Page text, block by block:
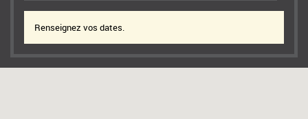
Renseignez vos dates.